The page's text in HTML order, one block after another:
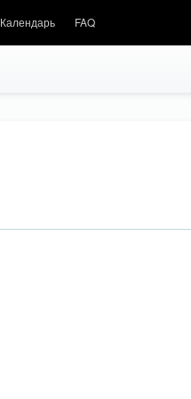
Календарь FAQ